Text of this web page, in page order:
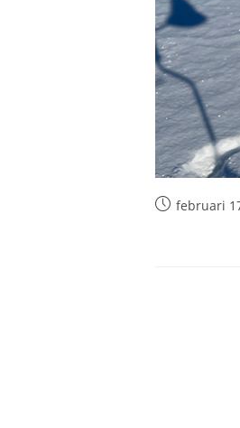
februari